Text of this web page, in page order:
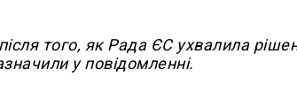
того, як Рада ЄС ухвалила
у повідомленні.